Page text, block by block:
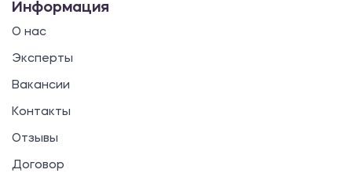
Информация
О нас
Эксперты
Вакансии
Контакты
Отзывы
Договор